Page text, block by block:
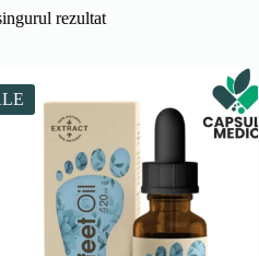
rezultat